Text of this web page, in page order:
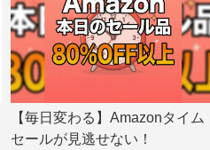
【毎日変わる】Amazonタイム
セールが見逃せない！